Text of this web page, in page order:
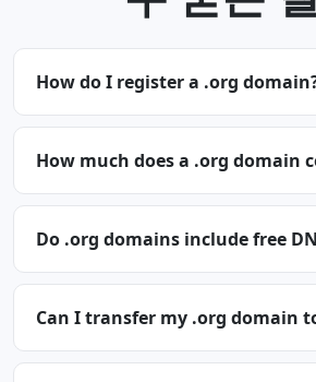
How do I register a .org
How much does a .org domain
Do .org domains include free
Can I transfer my .org domain